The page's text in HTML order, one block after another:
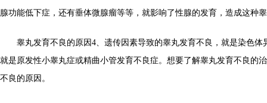
腺功能低下症，还有垂体微腺瘤等等，就影响了性腺的发育，造成这种
睾丸发育不良的原因4、遗传因素导致的睾丸发育不良，就是染色体
就是原发性小睾丸症或精曲小管发育不良症。想要了解睾丸发育不良的
不良的原因。